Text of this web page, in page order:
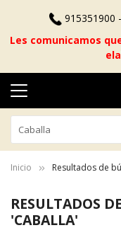
915351900 -
Les comunicamos
Inicio Resultados de
RESULTADOS
'CABALLA'